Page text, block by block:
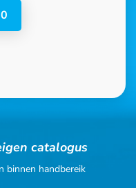
catalogus
binnen handbereik